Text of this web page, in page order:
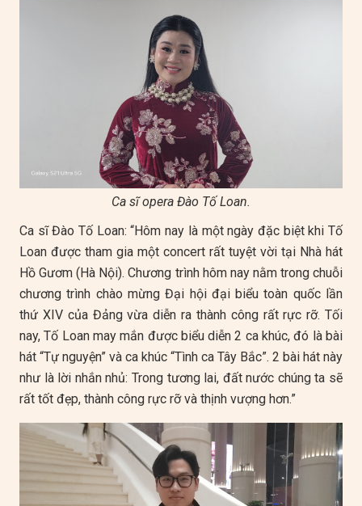
Ca sĩ opera Đào Tố Loan.
Ca sĩ Đào Tố Loan: “Hôm nay là một ngày đặc biệt khi Tố
Loan được tham gia một concert rất tuyệt vời tại Nhà hát
Hồ Gươm (Hà Nội). Chương trình hôm nay nằm trong chuỗi
chương trình chào mừng Đại hội đại biểu toàn quốc lần
thứ XIV của Đảng vừa diễn ra thành công rất rực rỡ. Tối
nay, Tố Loan may mắn được biểu diễn 2 ca khúc, đó là bài
hát “Tự nguyện” và ca khúc “Tình ca Tây Bắc”. 2 bài hát này
như là lời nhắn nhủ: Trong tương lai, đất nước chúng ta sẽ
rất tốt đẹp, thành công rực rỡ và thịnh vượng hơn.”